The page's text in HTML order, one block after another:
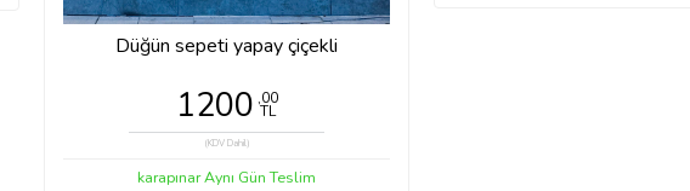
Düğün sepeti yapay çiçekli
1200 ,00
TL
(KDV Dahil)
karapınar Aynı Gün Teslim